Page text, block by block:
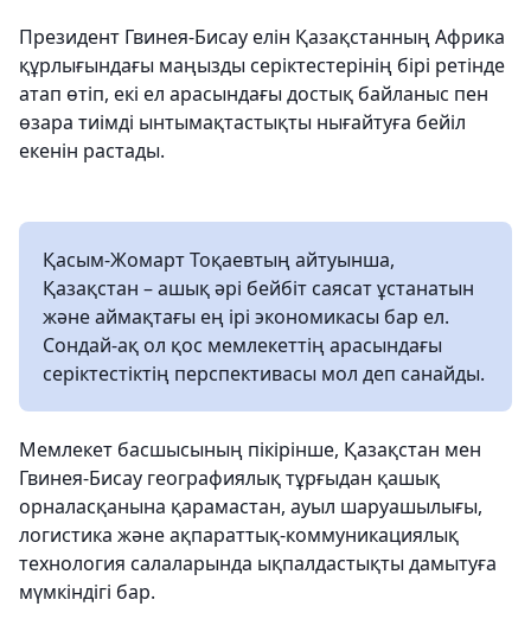
Президент Гвинея-Бисау елін Қазақстанның Африка
құрлығындағы маңызды серіктестерінің бірі ретінде
атап өтіп, екі ел арасындағы достық байланыс пен
өзара тиімді ынтымақтастықты нығайтуға бейіл
екенін растады.
Қасым-Жомарт Тоқаевтың айтуынша,
Қазақстан – ашық әрі бейбіт саясат ұстанатын
және аймақтағы ең ірі экономикасы бар ел.
Сондай-ақ ол қос мемлекеттің арасындағы
серіктестіктің перспективасы мол деп санайды.
Мемлекет басшысының пікірінше, Қазақстан мен
Гвинея-Бисау географиялық тұрғыдан қашық
орналасқанына қарамастан, ауыл шаруашылығы,
логистика және ақпараттық-коммуникациялық
технология салаларында ықпалдастықты дамытуға
мүмкіндігі бар.